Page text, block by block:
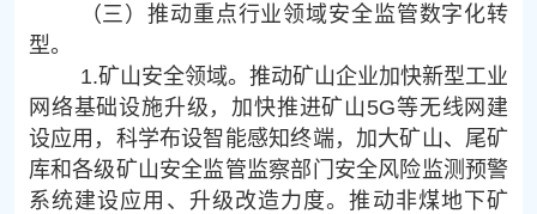
（三）推动重点行业领域安全监管数字化转
型。
1.矿山安全领域。推动矿山企业加快新型工业
网络基础设施升级，加快推进矿山5G等无线网建
设应用，科学布设智能感知终端，加大矿山、尾矿
库和各级矿山安全监管监察部门安全风险监测预警
系统建设应用、升级改造力度。推动非煤地下矿